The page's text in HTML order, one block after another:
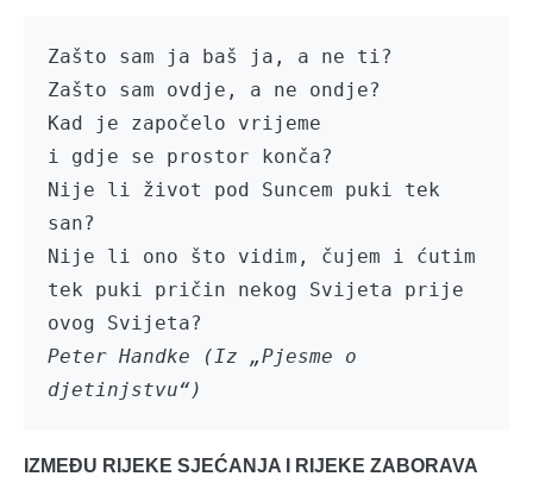
Zašto sam ja baš ja, a ne ti?
Zašto sam ovdje, a ne ondje?
Kad je započelo vrijeme
i gdje se prostor konča?
Nije li život pod Suncem puki tek
san?
Nije li ono što vidim, čujem i ćutim
tek puki pričin nekog Svijeta prije
Peter Handke (Iz „Pjesme o
djetinjstvu“)
IZMEĐU RIJEKE SJEĆANJA I RIJEKE ZABORAVA